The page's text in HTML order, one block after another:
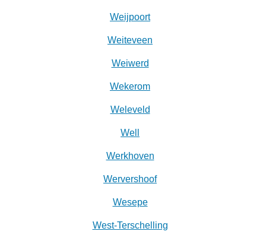
Weijpoort
Weiteveen
Weiwerd
Wekerom
Weleveld
Well
Werkhoven
Wervershoof
Wesepe
West-Terschelling